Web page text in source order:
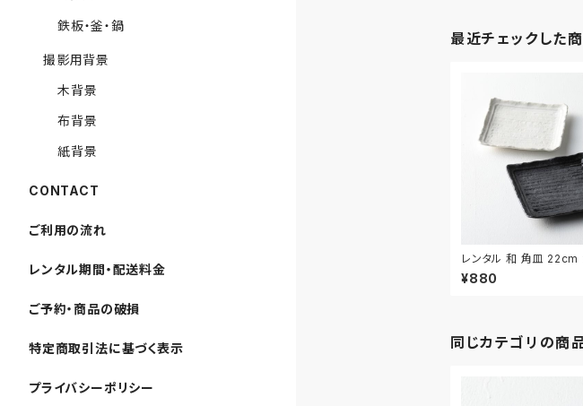
最近チェックした
レンタル 和 角皿 22cm
｜WKA007
¥880
同じカテゴリの商
鉄板・釜・鍋
撮影用背景
木背景
布背景
紙背景
CONTACT
ご利用の流れ
レンタル期間・配送料金
ご予約・商品の破損
特定商取引法に基づく表示
プライバシーポリシー